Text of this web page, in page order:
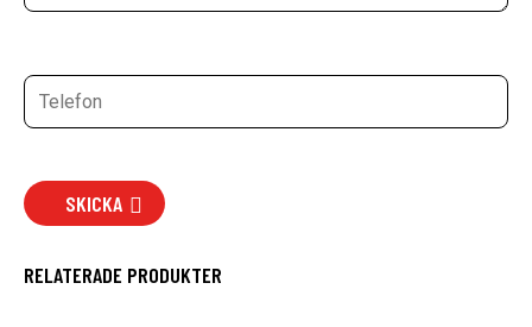
SKICKA
RELATERADE PRODUKTER